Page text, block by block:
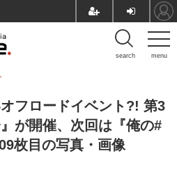
menu
search
フロードイベント?! 第3
が開催、次回は『俺の#
枚目の写真・画像